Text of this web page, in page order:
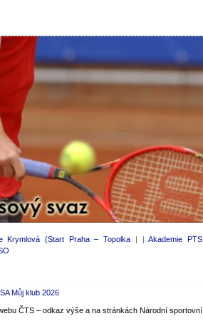
Krymlová (Start Praha – Topolka | |Akademie PTS
Můj klub 2026
ČTS – odkaz výše a na stránkách Národní sportovní